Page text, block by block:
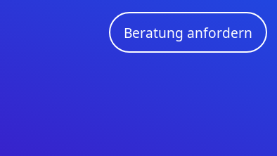
Beratung anfordern